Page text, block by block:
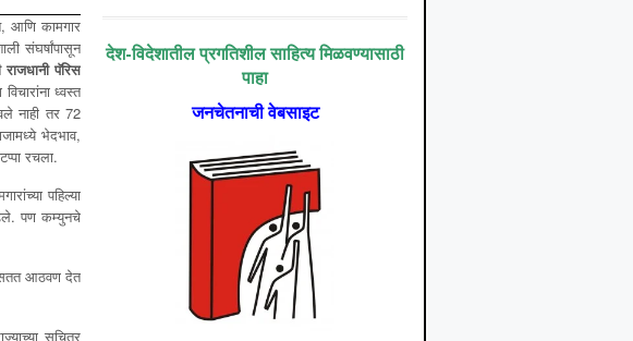
आणि कामगार
संघर्षांपासून
पॅरिस
विचारांना ध्वस्त
नाही तर 72
भेदभाव,
रचला.
पहिल्या
पण कम्युनचे
सतत आठवण देत
सचित्र
देश-विदेशातील प्रगतिशील साहित्य मिळवण्यासाठी
पाहा
जनचेतनाची वेबसाइट